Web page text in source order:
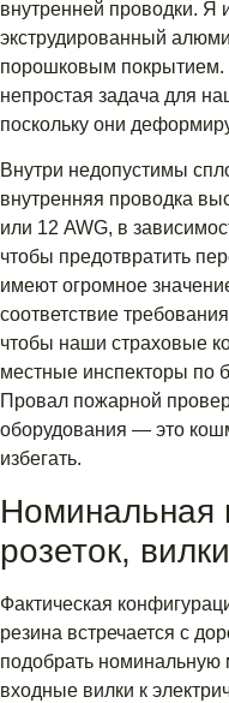
внутренней проводки. Я
экструдированный
порошковым покрытием.
непростая задача для
поскольку они
Внутри недопустимы
внутренняя проводка
или 12 AWG, в
чтобы предотвратить
имеют огромное
соответствие
чтобы наши страховые
местные инспекторы по
Провал пожарной
оборудования — это
избегать.
Номинальная
розеток,
Фактическая
резина встречается с
подобрать номинальную
входные вилки к